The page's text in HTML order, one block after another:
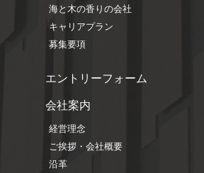
海と木の香りの会社
キャリアプラン
募集要項
エントリーフォーム
会社案内
経営理念
ご挨拶・会社概要
沿革